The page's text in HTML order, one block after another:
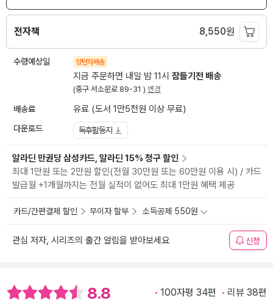
전자책 8,550원
수령예상일 양탄자배송
지금 주문하면 내일 밤 11시 잠들기전 배송
(중구 서소문로 89-31 ) 변경
배송료 유료 (도서 1만5천원 이상 무료)
다운로드 독후활동지
알라딘 만권당 삼성카드, 알라딘 15% 청구 할인
최대 1만원 또는 2만원 할인(전월 30만원 또는 60만원 이용 시) / 카드
발급월 +1개월까지는 전월 실적이 없어도 최대 1만원 혜택 제공
카드/간편결제 할인 무이자 할부 소득공제 550원
관심 저자, 시리즈의 출간 알림을 받아보세요 신청
8.8 100자평 34편 리뷰 38편